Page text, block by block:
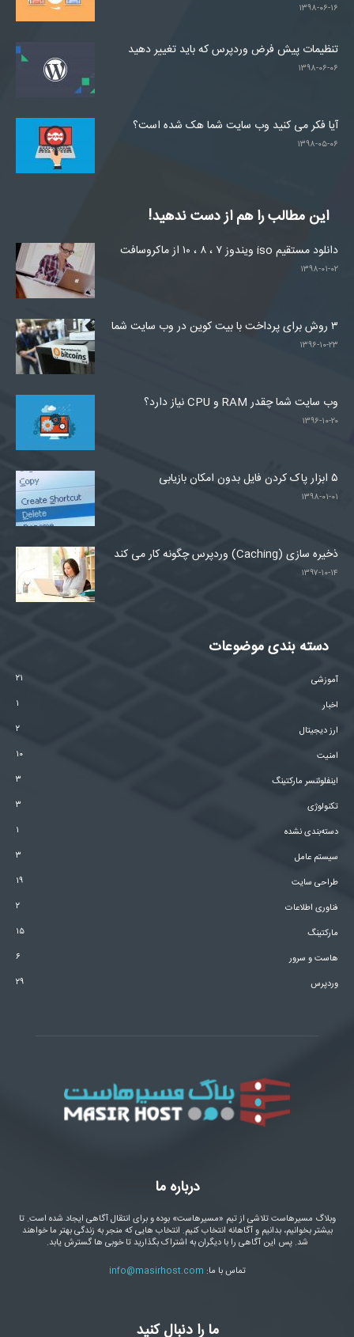
۱۳۹۸-۰۶-۱۶
تنظیمات پیش فرض وردپرس که باید تغییر دهید
۱۳۹۸-۰۶-۰۶
آیا فکر می کنید وب سایت شما هک شده است؟
۱۳۹۸-۰۵-۰۶
این مطالب را هم از دست ندهید!
دانلود مستقیم iso ویندوز ۷ ، ۸ ، ۱۰ از ماکروسافت
۱۳۹۸-۰۱-۰۲
۳ روش برای پرداخت با بیت کوین در وب سایت شما
۱۳۹۶-۱۰-۲۳
وب سایت شما چقدر RAM و CPU نیاز دارد؟
۱۳۹۶-۱۰-۲۰
۵ ابزار پاک کردن فایل بدون امکان بازیابی
۱۳۹۸-۰۱-۰۱
ذخیره سازی (Caching) وردپرس چگونه کار می کند
۱۳۹۷-۱۰-۱۴
دسته بندی موضوعات
آموزشی
۲۱
اخبار
۱
ارز دیجیتال
۲
امنیت
۱۰
اینفلوئنسر مارکتینگ
۳
تکنولوژی
۳
دسته‌بندی نشده
۱
سیستم عامل
۳
طراحی سایت
۱۹
فناوری اطلاعات
۲
مارکتینگ
۱۵
هاست و سرور
۶
وردپرس
۲۹
درباره ما
وبلاگ مسیرهاست تلاشی از تیم «مسیرهاست» بوده و برای انتقال آگاهی ایجاد شده است. تا
بیشتر بخوانیم، بدانیم و آگاهانه انتخاب کنیم. انتخاب هایی که منجر به زندگی بهتر ما خواهند
شد. پس این آگاهی را با دیگران به اشتراک بگذارید تا خوبی ها گسترش یابد.
تماس با ما: info@masirhost.com
ما را دنبال کنید